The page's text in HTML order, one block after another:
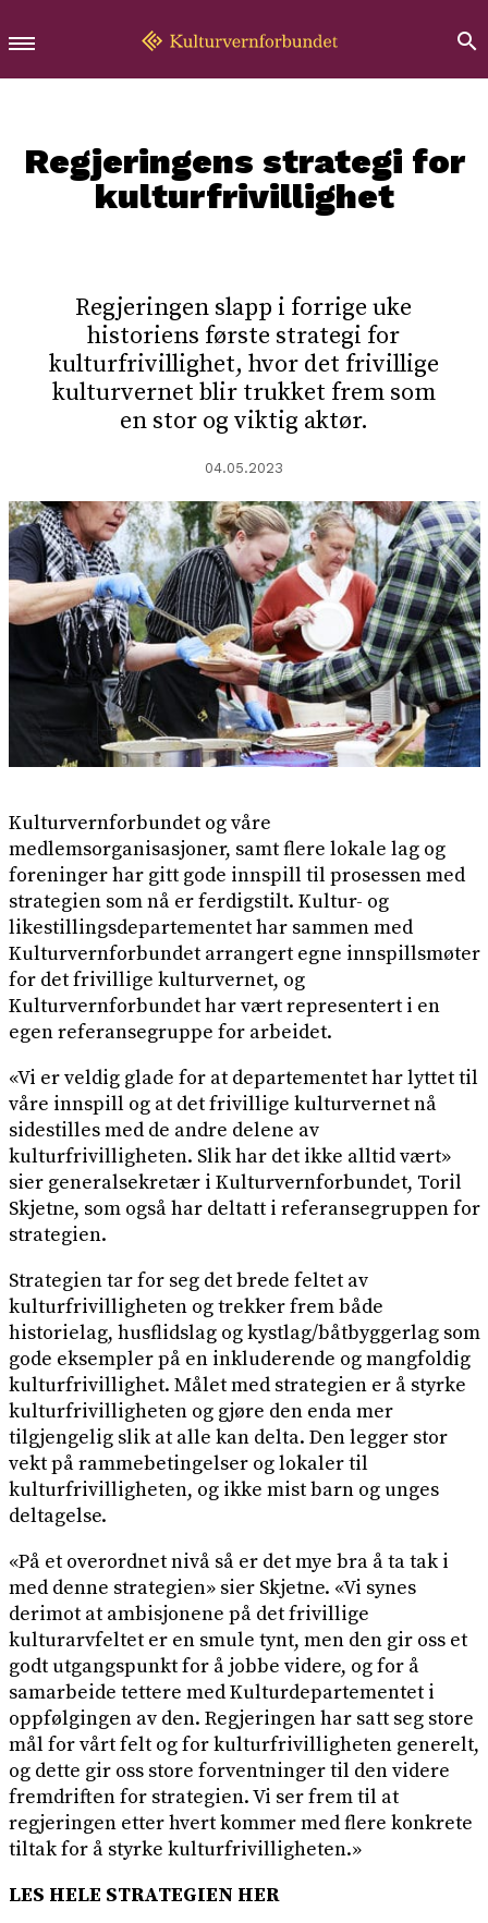
Regjeringens strategi for
kulturfrivillighet
Regjeringen slapp i forrige uke
historiens første strategi for
kulturfrivillighet, hvor det frivillige
kulturvernet blir trukket frem som
en stor og viktig aktør.
04.05.2023
Kulturvernforbundet og våre
medlemsorganisasjoner, samt flere lokale lag og
foreninger har gitt gode innspill til prosessen med
strategien som nå er ferdigstilt. Kultur- og
likestillingsdepartementet har sammen med
Kulturvernforbundet arrangert egne innspillsmøter
for det frivillige kulturvernet, og
Kulturvernforbundet har vært representert i en
egen referansegruppe for arbeidet.
«Vi er veldig glade for at departementet har lyttet til
våre innspill og at det frivillige kulturvernet nå
sidestilles med de andre delene av
kulturfrivilligheten. Slik har det ikke alltid vært»
sier generalsekretær i Kulturvernforbundet, Toril
Skjetne, som også har deltatt i referansegruppen for
strategien.
Strategien tar for seg det brede feltet av
kulturfrivilligheten og trekker frem både
historielag, husflidslag og kystlag/båtbyggerlag som
gode eksempler på en inkluderende og mangfoldig
kulturfrivillighet. Målet med strategien er å styrke
kulturfrivilligheten og gjøre den enda mer
tilgjengelig slik at alle kan delta. Den legger stor
vekt på rammebetingelser og lokaler til
kulturfrivilligheten, og ikke mist barn og unges
deltagelse.
«På et overordnet nivå så er det mye bra å ta tak i
med denne strategien» sier Skjetne. «Vi synes
derimot at ambisjonene på det frivillige
kulturarvfeltet er en smule tynt, men den gir oss et
godt utgangspunkt for å jobbe videre, og for å
samarbeide tettere med Kulturdepartementet i
oppfølgingen av den. Regjeringen har satt seg store
mål for vårt felt og for kulturfrivilligheten generelt,
og dette gir oss store forventninger til den videre
fremdriften for strategien. Vi ser frem til at
regjeringen etter hvert kommer med flere konkrete
tiltak for å styrke kulturfrivilligheten.»
LES HELE STRATEGIEN HER